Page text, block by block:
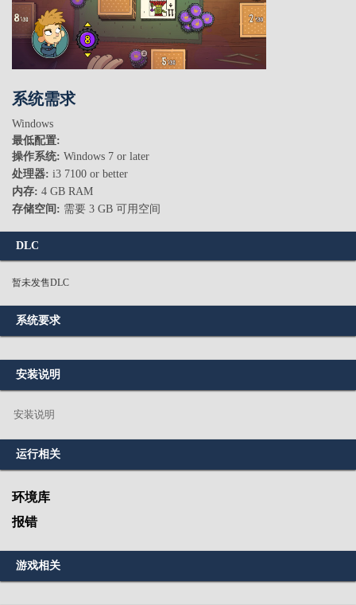
系统需求
Windows
最低配置:
操作系统: Windows 7 or later
处理器: i3 7100 or better
内存: 4 GB RAM
存储空间: 需要 3 GB 可用空间
DLC
暂未发售DLC
系统要求
安装说明
安装说明
运行相关
环境库
报错
游戏相关